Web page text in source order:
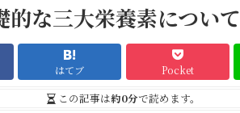
な三大栄養素について
はてブ Pocket
この記事は約0分で読めます。